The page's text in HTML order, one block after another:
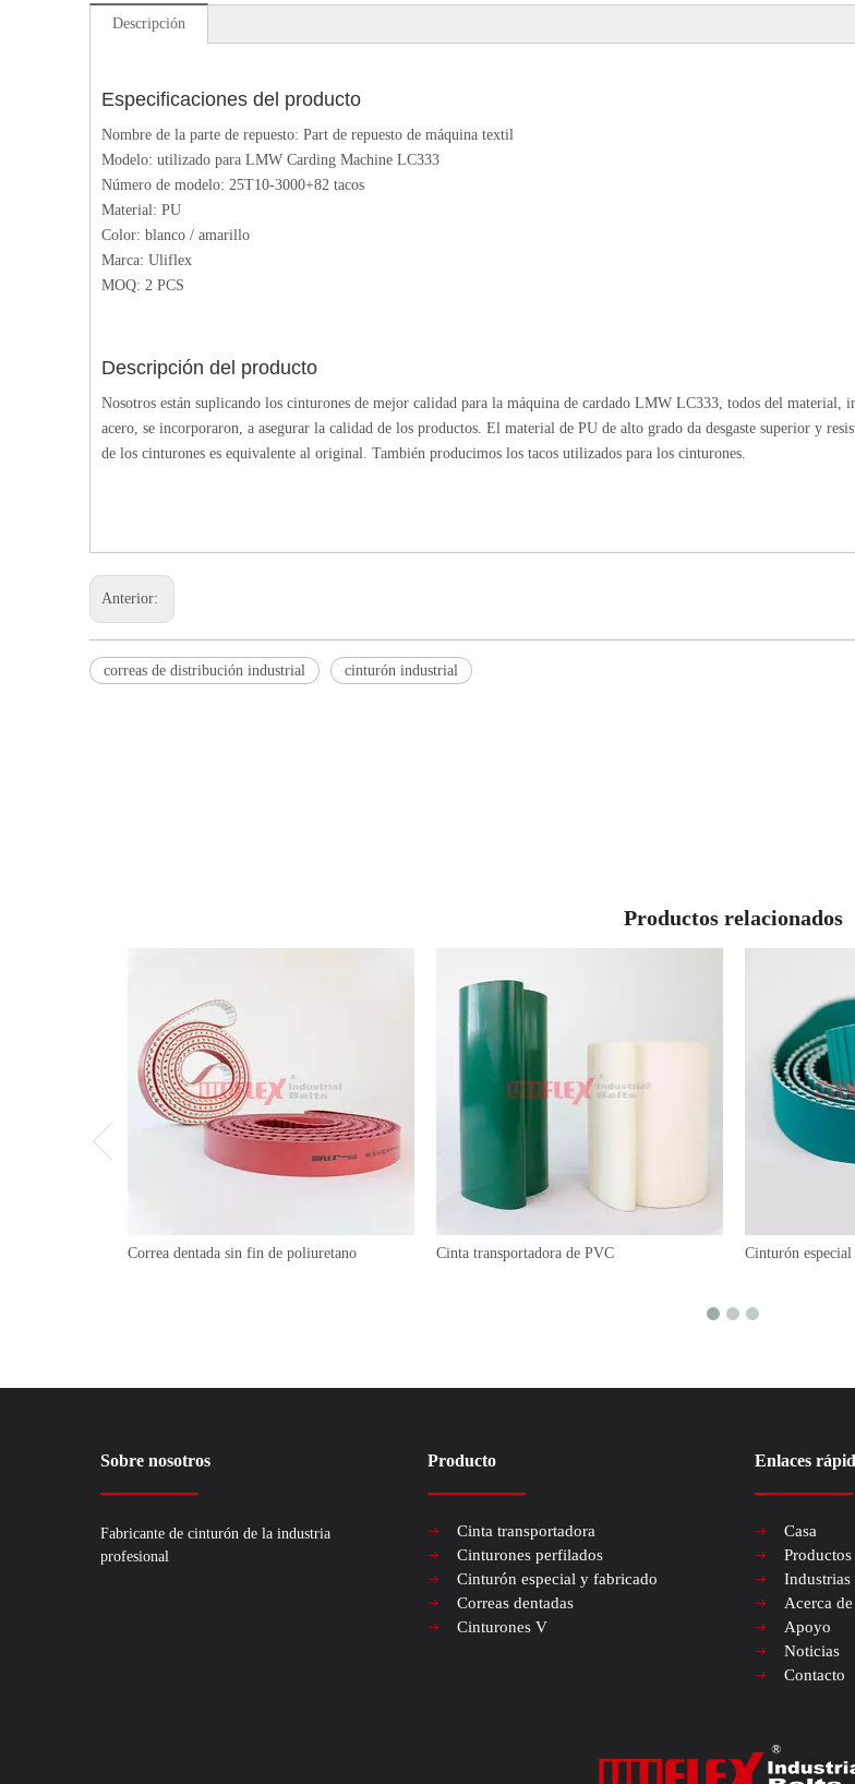
Descripción
Especificaciones del producto
Nombre de la parte de repuesto: Part de repuesto de máquina textil
Modelo: utilizado para LMW Carding Machine LC333
Número de modelo: 25T10-3000+82 tacos
Material: PU
Color: blanco / amarillo
Marca: Uliflex
MOQ: 2 PCS
Descripción del producto
Nosotros están suplicando los cinturones de mejor calidad para la máquina de cardado LMW LC333, todos del material,
acero, se incorporaron, a asegurar la calidad de los productos. El material de PU de alto grado da desgaste superior y
de los cinturones es equivalente al original. También producimos los tacos utilizados para los cinturones.
Anterior:
correas de distribución industrial cinturón industrial
Productos relacionados
Correa dentada sin fin de poliuretano Cinta transportadora de PVC Cinturón
Sobre nosotros
Fabricante de cinturón de la industria
profesional
Producto
Cinta transportadora
Cinturones perfilados
Cinturón especial y fabricado
Correas dentadas
Cinturones V
Enlaces
Casa
Productos
Industrias
Acerca de
Apoyo
Noticias
Contacto